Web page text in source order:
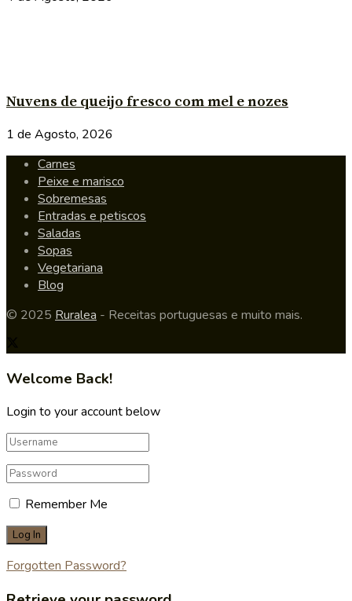
Nuvens de queijo fresco com mel e nozes
1 de Agosto, 2026
Carnes
Peixe e marisco
Sobremesas
Entradas e petiscos
Saladas
Sopas
Vegetariana
Blog
© 2025 Ruralea - Receitas portuguesas e muito mais.
Welcome Back!
Login to your account below
Remember Me
Forgotten Password?